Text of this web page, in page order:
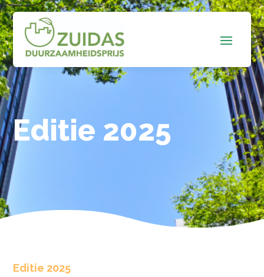
Editie 2025
Editie 2025